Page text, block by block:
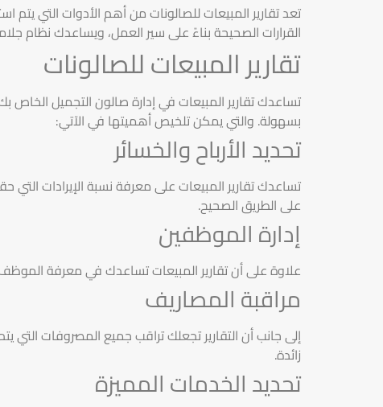
تعد تقارير المبيعات للصالونات من أهم الأدوات التي
القرارات الصحيحة بناءً على سير العمل، ويساعدك نظام
تقارير المبيعات للصالونات
تساعدك تقارير المبيعات في إدارة صالون التجميل
بسهولة. والتي يمكن تلخيص أهميتها في الآتي:
تحديد الأرباح والخسائر
تساعدك تقارير المبيعات على معرفة نسبة الإيرادات
على الطريق الصحيح.
إدارة الموظفين
علاوة على أن تقارير المبيعات تساعدك في معرفة
مراقبة المصاريف
إلى جانب أن التقارير تجعلك تراقب جميع المصروفات
زائدة.
تحديد الخدمات المميزة